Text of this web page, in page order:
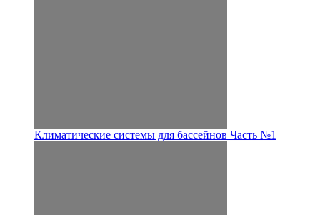
Климатические системы для бассейнов Часть №1